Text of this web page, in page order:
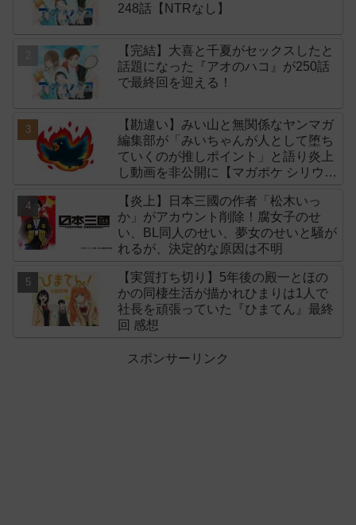
248話【NTRなし】
【完結】大喜と千夏がセックスしたと
話題になった『アオのハコ』が250話
で最終回を迎える！
【勘違い】みい山と無関係なヤンマガ
編集部が「みいちゃんが人として堕ち
ていくのが推しポイント」と語り炎上
し動画を非公開に【マガポケ シリウ
【炎上】日本三國の作者「松木いっ
か」がアカウント削除！腐女子のせ
い、BL同人のせい、夢女のせいと騒が
れるが、決定的な原因は不明
【実質打ち切り】5年後の殿一とほの
かの同棲生活が描かれひまりは1人で
社長を頑張っていた『ひまてん』最終
回 感想
スポンサーリンク